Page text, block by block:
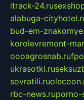
itrack-24.ru
alabuga-
bud-em-
korolevremont-
oooagrosnab.ru
ukrasotki.ru
sovratili.ru
rbc-news.ruporno-